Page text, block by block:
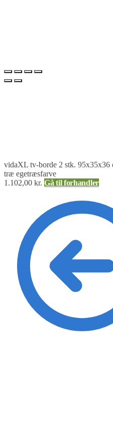
vidaXL tv-borde 2 stk. 95x35x36
træ egetræsfarve
1.102,00 kr. Gå til forhandler